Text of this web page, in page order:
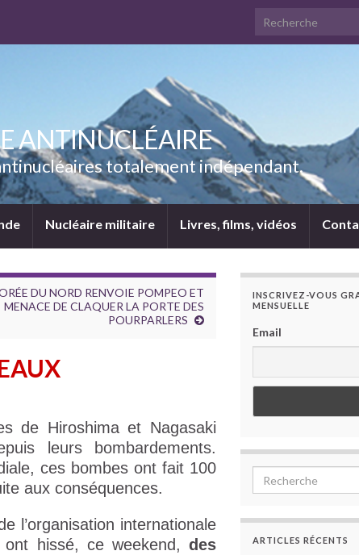
ANTINUCLÉAIRE
totalement indépendant.
Nucléaire militaire Livres, films, vidéos
DU NORD RENVOIE POMPEO ET
MENACE DE CLAQUER LA PORTE DES
POURPARLERS
de Hiroshima et Nagasaki
leurs bombardements.
ces bombes ont fait 100
aux conséquences.
l’organisation internationale
ont hissé, ce weekend,des
INSCRIVEZ-VOUS
MENSUELLE
Email
ARTICLES RÉCENTS